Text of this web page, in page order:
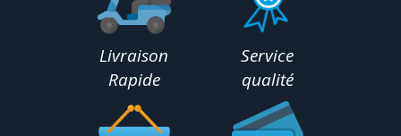
Livraison
Rapide
Service
qualité